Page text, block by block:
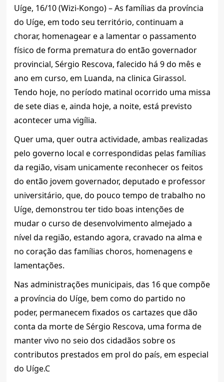
Uíge, 16/10 (Wizi-Kongo) – As famílias da província
do Uíge, em todo seu território, continuam a
chorar, homenagear e a lamentar o passamento
físico de forma prematura do então governador
provincial, Sérgio Rescova, falecido há 9 do mês e
ano em curso, em Luanda, na clinica Girassol.
Tendo hoje, no período matinal ocorrido uma missa
de sete dias e, ainda hoje, a noite, está previsto
acontecer uma vigília.
Quer uma, quer outra actividade, ambas realizadas
pelo governo local e correspondidas pelas famílias
da região, visam unicamente reconhecer os feitos
do então jovem governador, deputado e professor
universitário, que, do pouco tempo de trabalho no
Uíge, demonstrou ter tido boas intenções de
mudar o curso de desenvolvimento almejado a
nível da região, estando agora, cravado na alma e
no coração das famílias choros, homenagens e
lamentações.
Nas administrações municipais, das 16 que compõe
a província do Uíge, bem como do partido no
poder, permanecem fixados os cartazes que dão
conta da morte de Sérgio Rescova, uma forma de
manter vivo no seio dos cidadãos sobre os
contributos prestados em prol do país, em especial
do Uíge.C